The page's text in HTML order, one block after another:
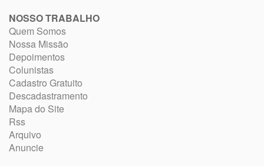
NOSSO TRABALHO
Quem Somos
Nossa Missão
Depoimentos
Colunistas
Cadastro Gratuito
Descadastramento
Mapa do Site
Rss
Arquivo
Anuncie